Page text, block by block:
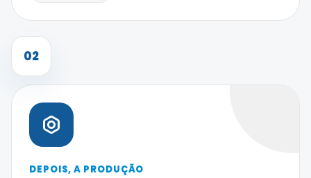
02
DEPOIS, A PRODUÇÃO